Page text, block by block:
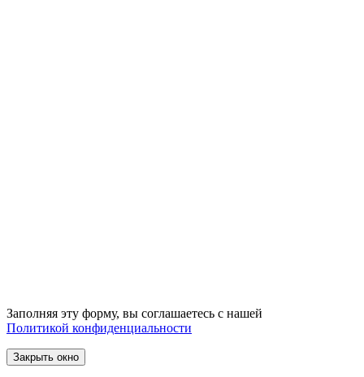
Заполняя эту форму, вы соглашаетесь с нашей
Политикой конфиденциальности
Закрыть окно